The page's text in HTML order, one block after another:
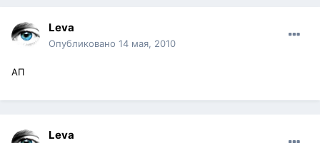
Leva
Опубликовано 14 мая, 2010
АП
Leva